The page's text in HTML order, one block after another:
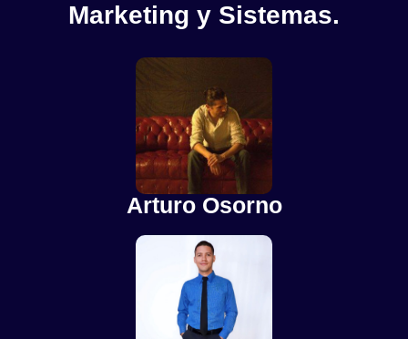
Marketing y Sistemas.
Arturo Osorno